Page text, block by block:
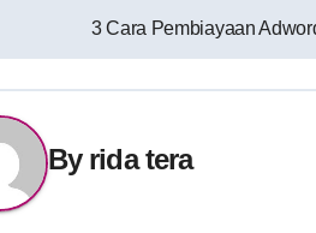
3 Cara Pembiayaan
By rida tera